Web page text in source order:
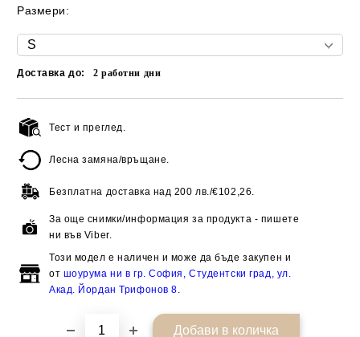
Размери:
Доставка до: 2работни дни
Тест и преглед.
Лесна замяна/връщане.
Безплатна доставка над 200 лв./€102,26.
За още снимки/информация за продукта - пишете
ни във Viber.
Този модел е наличен и може да бъде закупен и
от шоурума ни в гр. София, Студентски град, ул.
Акад. Йордан Трифонов 8